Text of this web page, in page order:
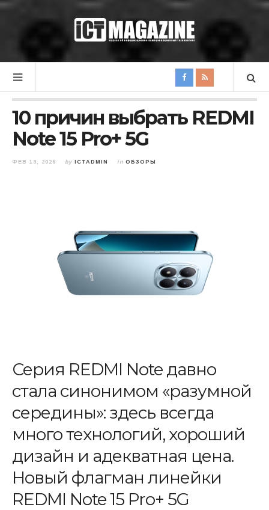
10 причин выбрать REDMI
Note 15 Pro+ 5G
ФЕВ 13, 2026 by ICTADMIN in ОБЗОРЫ
Серия REDMI Note давно
стала синонимом «разумной
середины»: здесь всегда
много технологий, хороший
дизайн и адекватная цена.
Новый флагман линейки
REDMI Note 15 Pro+ 5G